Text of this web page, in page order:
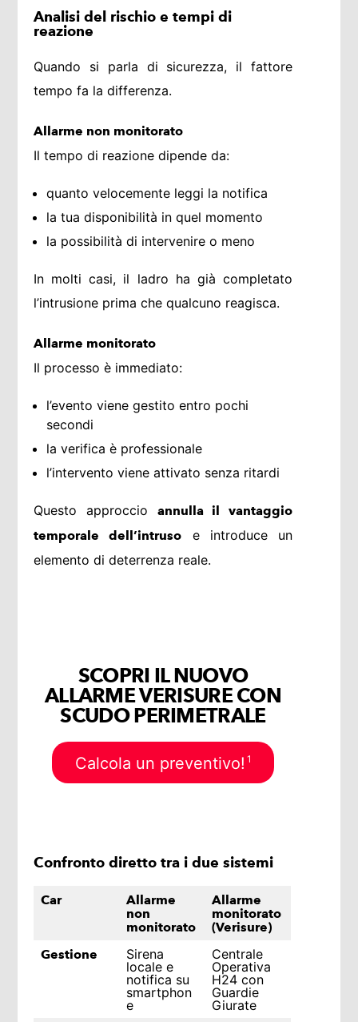
Analisi del rischio e tempi di
reazione
Quando si parla di sicurezza, il fattore
tempo fa la differenza.
Allarme non monitorato
Il tempo di reazione dipende da:
quanto velocemente leggi la notifica
la tua disponibilità in quel momento
la possibilità di intervenire o meno
In molti casi, il ladro ha già completato
l’intrusione prima che qualcuno reagisca.
Allarme monitorato
Il processo è immediato:
l’evento viene gestito entro pochi
secondi
la verifica è professionale
l’intervento viene attivato senza ritardi
Questo approccio annulla il vantaggio
temporale dell’intruso e introduce un
elemento di deterrenza reale.
SCOPRI IL NUOVO
ALLARME VERISURE CON
SCUDO PERIMETRALE
Calcola un preventivo! 1
Confronto diretto tra i due sistemi
Car
Allarme
non
monitorato
Allarme
monitorato
(Verisure)
Gestione
Sirena
locale e
notifica su
smartphon
e
Centrale
Operativa
H24 con
Guardie
Giurate